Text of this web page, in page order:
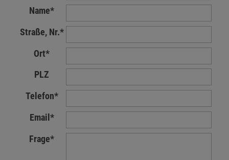
Name*
Straße, Nr.*
Ort*
PLZ
Telefon*
Email *
Frage*